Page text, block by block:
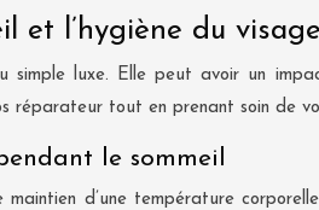
et l’hygiène du visage
simple luxe. Elle peut avoir un
réparateur tout en prenant soin de
le sommeil
d’une température